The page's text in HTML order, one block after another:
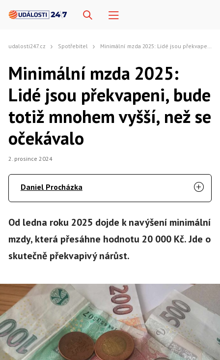
udalosti247.cz Spotřebitel Minimální mzda 2025: Lidé jsou překvapeni, bude totiž mnohem vyšší, než se očekávalo
Minimální mzda 2025:
Lidé jsou překvapeni, bude
totiž mnohem vyšší, než se
očekávalo
2. prosince 2024
Daniel Procházka
Od ledna roku 2025 dojde k navýšení minimální
mzdy, která přesáhne hodnotu 20 000 Kč. Jde o
skutečně překvapivý nárůst.